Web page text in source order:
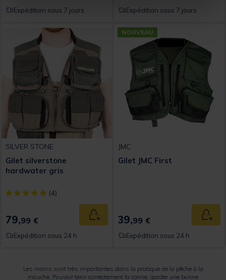
Expédition sous 7 jours Expédition sous 7 jours
SILVER STONE
Gilet silverstone
hardwater gris
[object Object] out of 5 Customer Rating
(4)
79,99 € Ajouter au panier
Expédition sous 24 h
NOUVEAU
JMC
Gilet JMC First
39,99 €
Expédition sous 24 h
Les mains sont très importantes dans la pratique de la pêche à la
mouche. Pouvoir tenir correctement la canne, garder une bonne